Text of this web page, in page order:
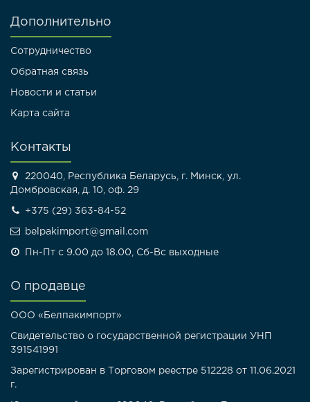
Дополнительно
Сотрудничество
Обратная связь
Новости и статьи
Карта сайта
Контакты
220040, Республика Беларусь, г. Минск, ул.
Домбровская, д. 10, оф. 29
+375 (29) 363-84-52
belpakimport@gmail.com
Пн-Пт с 9.00 до 18.00, Сб-Вс выходные
О продавце
ООО «Белпакимпорт»
Свидетельство о государственной регистрации УНП
391541991
Зарегистрирован в Торговом реестре 512228 от 11.06.2021
г.